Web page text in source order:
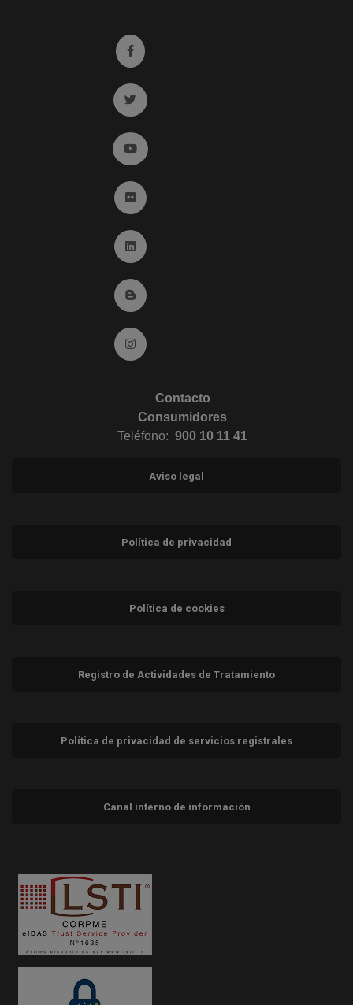
Ir a facebook (abre en ventana nueva)
Ir a twitter (abre en ventana nueva)
Ir a YouTube (abre en ventana nueva)
Ir a Flickr (abre en ventana nueva)
Ir a Linkedin (abre en ventana nueva)
Ir al Blog (abre en ventana nueva)
Ir a Instagram (abre en ventana nueva)
Contacto
Consumidores
Teléfono: 900 10 11 41
Aviso legal
Política de privacidad
Política de cookies
Registro de Actividades de Tratamiento
Política de privacidad de servicios registrales
Canal interno de información